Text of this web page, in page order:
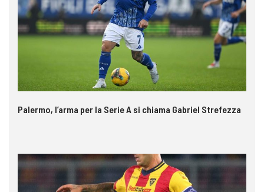
Palermo, l’arma per la Serie A si chiama Gabriel Strefezza